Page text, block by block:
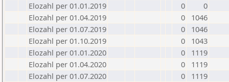
Elozahl per 01.01.2019
0
0
Elozahl per 01.04.2019
0
1046
Elozahl per 01.07.2019
0
1046
Elozahl per 01.10.2019
0
1043
Elozahl per 01.01.2020
0
1119
Elozahl per 01.04.2020
0
1119
Elozahl per 01.07.2020
0
1119